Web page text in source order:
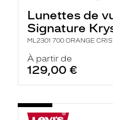
Lunettes de
Signature
ML2301 700 ORANGE
À partir de
129,00 €